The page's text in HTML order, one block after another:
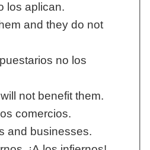
los aplican.
and they do not
no los
not benefit them.
comercios.
and businesses.